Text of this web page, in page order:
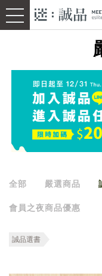
全部 嚴選商品
會員之夜商品優惠
誠品選書